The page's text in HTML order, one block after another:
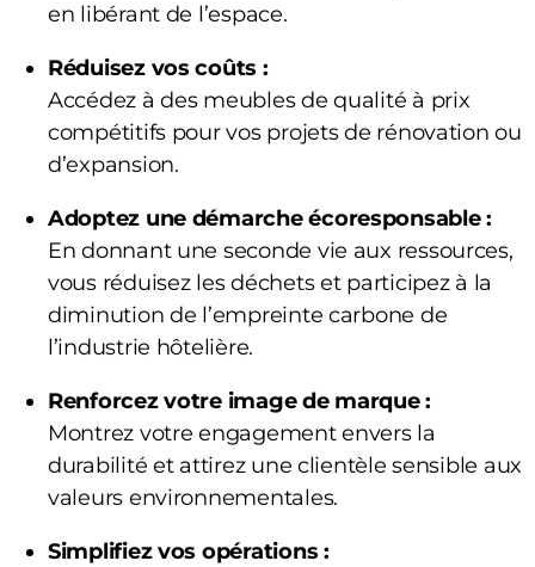
en libérant de l’espace.
Réduisez vos coûts :
Accédez à des meubles de qualité à prix
compétitifs pour vos projets de rénovation ou
d’expansion.
Adoptez une démarche écoresponsable :
En donnant une seconde vie aux ressources,
vous réduisez les déchets et participez à la
diminution de l’empreinte carbone de
l’industrie hôtelière.
Renforcez votre image de marque :
Montrez votre engagement envers la
durabilité et attirez une clientèle sensible aux
valeurs environnementales.
Simplifiez vos opérations :